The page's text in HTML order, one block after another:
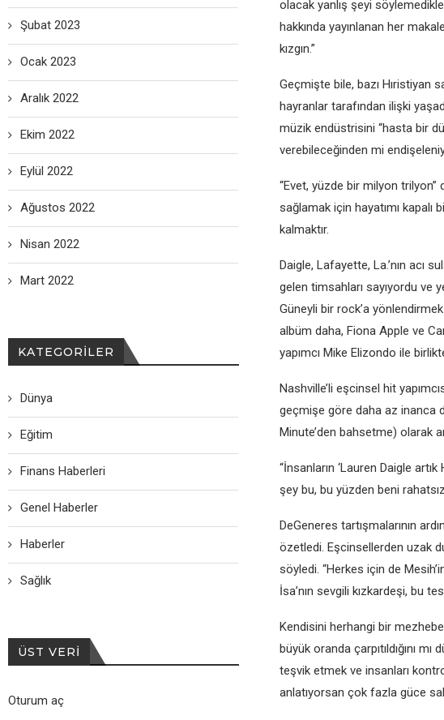
olacak yanlış şeyi
hakkında yayınlanan her
kızgın.”
Geçmişte bile, bazı Hıristiyan
hayranlar tarafından ilişki
müzik endüstrisini “hasta bir
verebileceğinden mi
“Evet, yüzde bir milyon trilyon”
sağlamak için hayatımı kapalı
kalmaktır.
Daigle, Lafayette, La.’nın acı
gelen timsahları sayıyordu ve
Güneyli bir rock’a
albüm daha, Fiona Apple ve
yapımcı Mike Elizondo ile
Nashville’li eşcinsel hit
geçmişe göre daha az inanca
Minute’den bahsetme) olarak
“İnsanların ‘Lauren Daigle
şey bu, bu yüzden beni
DeGeneres tartışmalarının
özetledi. Eşcinsellerden uzak
söyledi. “Herkes için de
İsa’nın sevgili kızkardeşi, bu
Kendisini herhangi bir mezhebe
büyük oranda çarpıtıldığını
teşvik etmek ve insanları
anlatıyorsan çok fazla güce
Şubat 2023
Ocak 2023
Aralık 2022
Ekim 2022
Eylül 2022
Ağustos 2022
Nisan 2022
Mart 2022
KATEGORILER
Dünya
Eğitim
Finans Haberleri
Genel Haberler
Haberler
Sağlık
ÜST VERI
Oturum aç